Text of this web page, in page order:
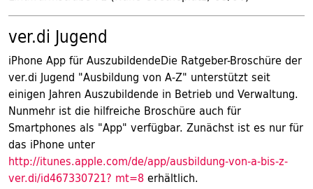
ver.di Jugend
iPhone App für AuszubildendeDie Ratgeber-Broschüre der
ver.di Jugend "Ausbildung von A-Z" unterstützt seit
einigen Jahren Auszubildende in Betrieb und Verwaltung.
Nunmehr ist die hilfreiche Broschüre auch für
Smartphones als "App" verfügbar. Zunächst ist es nur für
das iPhone unter
http://itunes.apple.com/de/app/ausbildung-von-a-bis-z-
ver.di/id467330721? mt=8erhältlich.